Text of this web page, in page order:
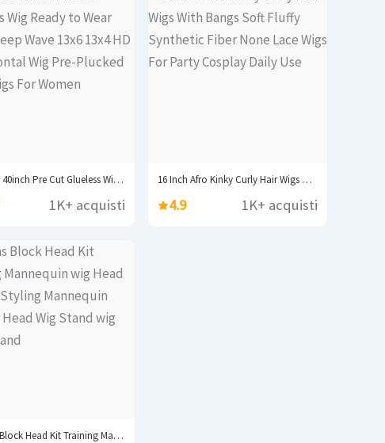
250% 30 40inch Pre Cut Glueless Wig Ready...
1K+ acquisti
16 Inch Afro Kinky Curly Hair Wigs With...
4.9 1K+ acquisti
Canvas Block Head Kit Training Mannequin wig Head...